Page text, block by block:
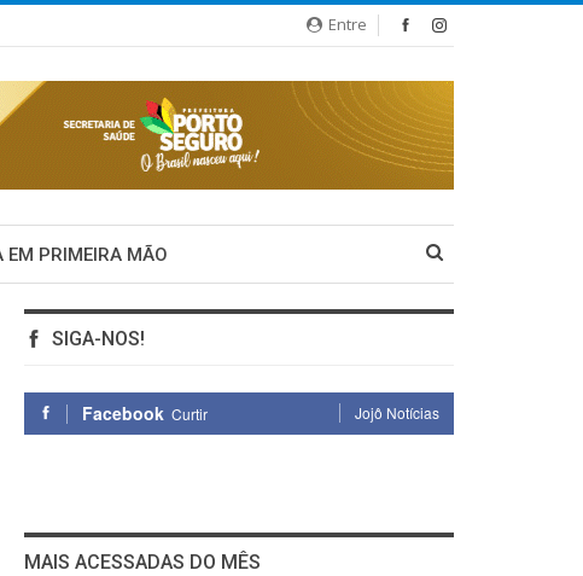
Entre
EM PRIMEIRA MÃO
SIGA-NOS!
Facebook Curtir Jojô Notícias
MAIS ACESSADAS DO MÊS